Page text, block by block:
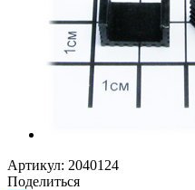
Артикул: 2040124
Поделиться